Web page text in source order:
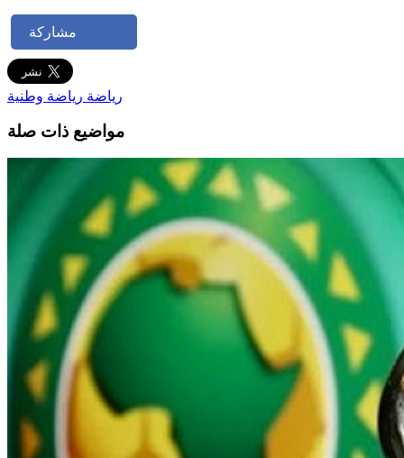
مشاركة
رياضة رياضة وطنية
مواضيع ذات صلة